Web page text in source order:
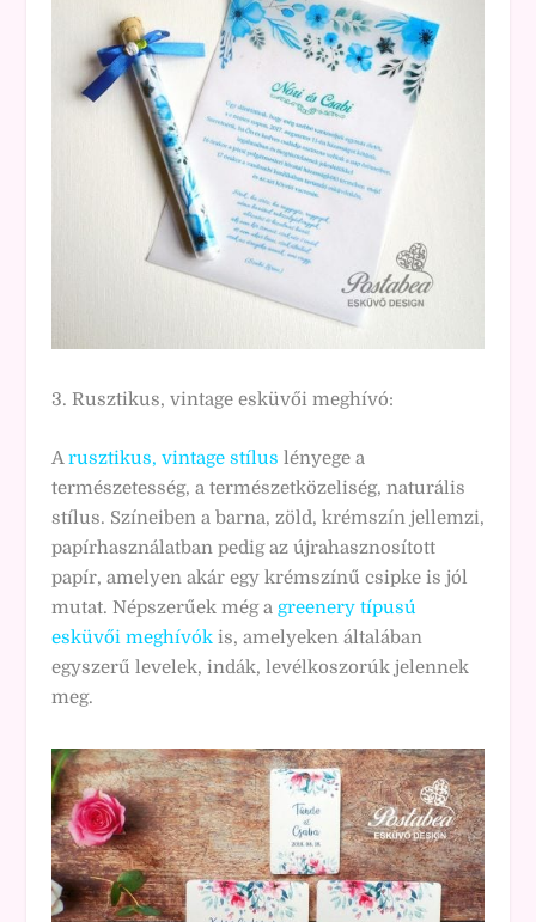
3. Rusztikus, vintage esküvői meghívó:
Arusztikus, vintage stílus lényege a
természetesség, a természetközeliség, naturális
stílus. Színeiben a barna, zöld, krémszín jellemzi,
papírhasználatban pedig az újrahasznosított
papír, amelyen akár egy krémszínű csipke is jól
mutat. Népszerűek még a greenery típusú
esküvői meghívókis, amelyeken általában
egyszerű levelek, indák, levélkoszorúk jelennek
meg.